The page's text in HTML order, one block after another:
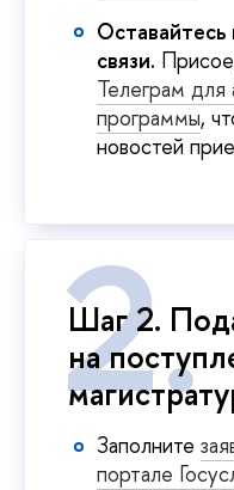
Оставайтесь
связи.
Телеграм для
программы,
новостей
Шаг 2.
на
Заполните
портале